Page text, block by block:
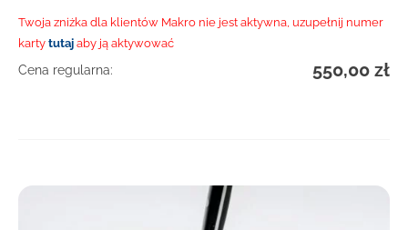
Twoja zniżka dla klientów Makro nie jest aktywna, uzupełnij numer
karty tutaj aby ją aktywować
Cena regularna: 550,00 zł